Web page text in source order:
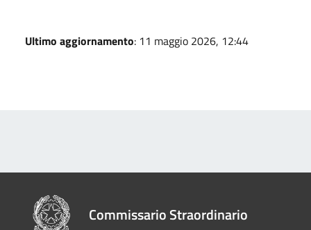
Ultimo aggiornamento: 11 maggio 2026, 12:44
Commissario Straordinario